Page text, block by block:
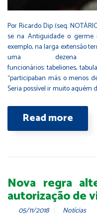
Por Ricardo Dip (seq.
se na Antiguidade o germe
exemplo, na larga extensão
uma
funcionários: tabeliones,
“participaban más o menos
Seria possível ir muito aquém
Read more
Nova regra
autorização de
05/11/2018 Notícias